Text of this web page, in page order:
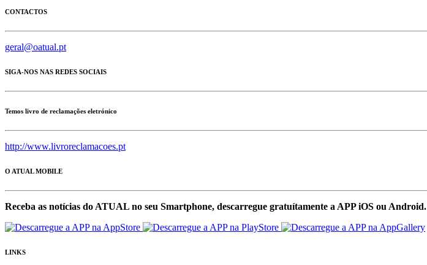
CONTACTOS
geral@oatual.pt
SIGA-NOS NAS REDES SOCIAIS
Temos livro de reclamações eletrónico
http://www.livroreclamacoes.pt
O ATUAL MOBILE
Receba as notícias do ATUAL no seu Smartphone, descarregue gratuítamente a APP iOS ou Android.
LINKS